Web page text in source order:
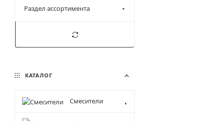
Раздел ассортимента
КАТАЛОГ
Смесители